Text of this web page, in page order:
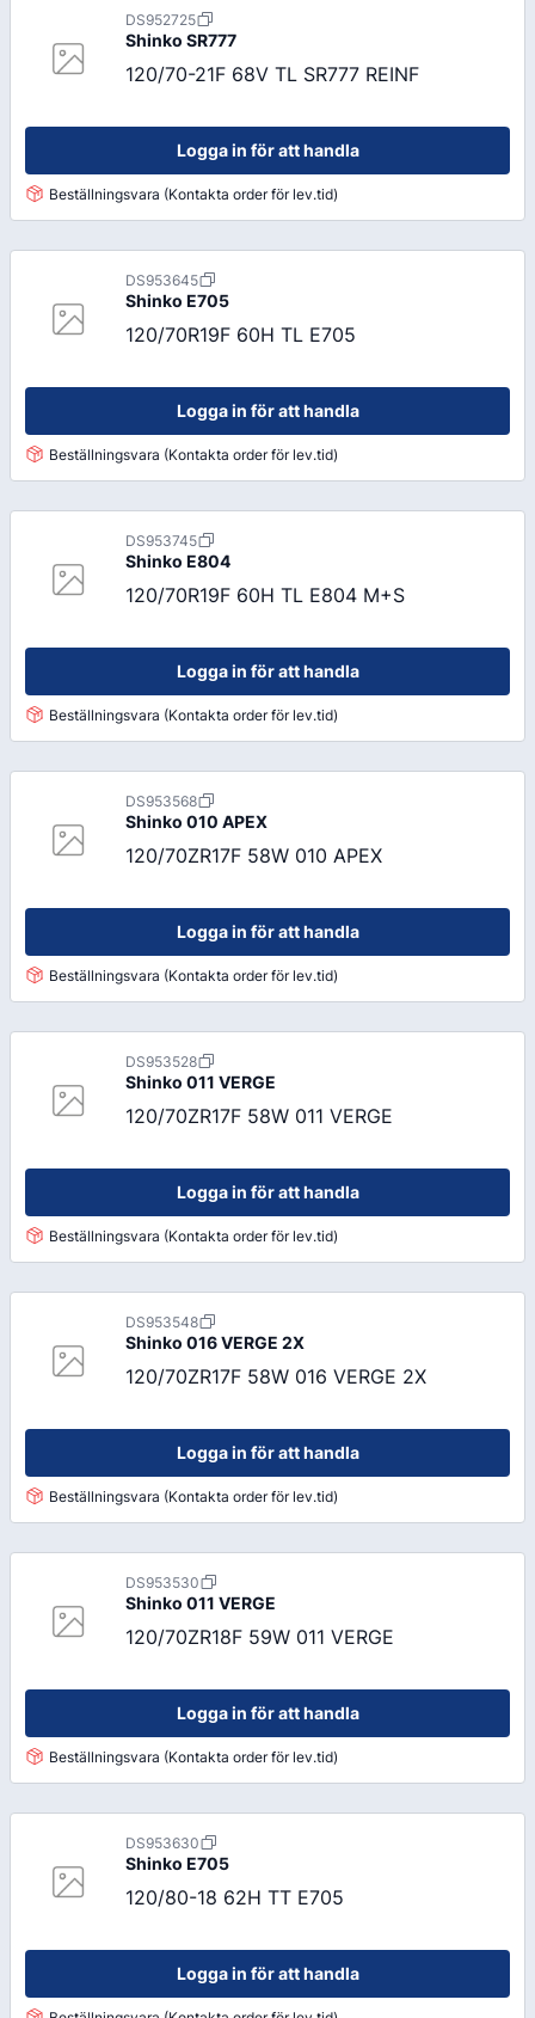
DS952725
Shinko SR777
120/70-21F 68V TL SR777 REINF
Logga in för att handla
Beställningsvara (Kontakta order för lev.tid)
DS953645
Shinko E705
120/70R19F 60H TL E705
Logga in för att handla
Beställningsvara (Kontakta order för lev.tid)
DS953745
Shinko E804
120/70R19F 60H TL E804 M+S
Logga in för att handla
Beställningsvara (Kontakta order för lev.tid)
DS953568
Shinko 010 APEX
120/70ZR17F 58W 010 APEX
Logga in för att handla
Beställningsvara (Kontakta order för lev.tid)
DS953528
Shinko 011 VERGE
120/70ZR17F 58W 011 VERGE
Logga in för att handla
Beställningsvara (Kontakta order för lev.tid)
DS953548
Shinko 016 VERGE 2X
120/70ZR17F 58W 016 VERGE 2X
Logga in för att handla
Beställningsvara (Kontakta order för lev.tid)
DS953530
Shinko 011 VERGE
120/70ZR18F 59W 011 VERGE
Logga in för att handla
Beställningsvara (Kontakta order för lev.tid)
DS953630
Shinko E705
120/80-18 62H TT E705
Logga in för att handla